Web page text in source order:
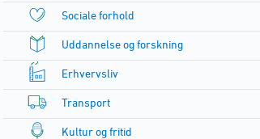
Sociale forhold
Uddannelse og forskning
Erhvervsliv
Transport
Kultur og fritid